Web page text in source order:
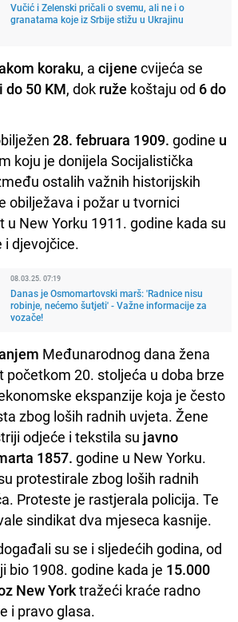
Vučić i Zelenski pričali o svemu, ali ne i o
granatama koje iz Srbije stižu u Ukrajinu
koraku, a cijene cvijeća se
do 50 KM, dok ruže koštaju od 6 do
28. februara 1909. godine u
koju je donijela Socijalistička
ostalih važnih historijskih
obilježava i požar u tvornici
u New Yorku 1911. godine kada su
i djevojčice.
08.03.25. 07:19
Danas je Osmomartovski marš: 'Radnice nisu
robinje, nećemo šutjeti' - Važne informacije za
vozače!
Međunarodnog dana žena
početkom 20. stoljeća u doba brze
ekspanzije koja je često
zbog loših radnih uvjeta. Žene
odjeće i tekstila su javno
1857. godine u New Yorku.
protestirale zbog loših radnih
Proteste je rastjerala policija. Te
sindikat dva mjeseca kasnije.
su se i sljedećih godina, od
bio 1908. godine kada je 15.000
New Yorktražeći kraće radno
i pravo glasa.